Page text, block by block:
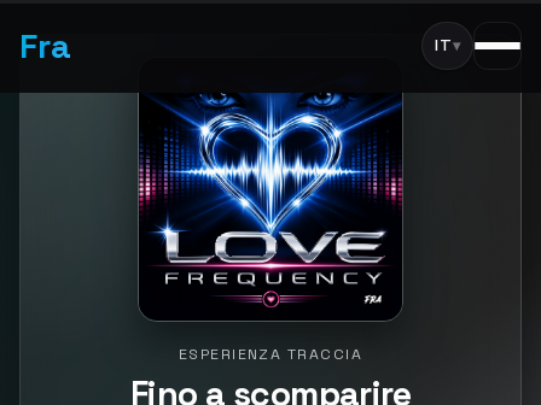
Fra IT▾
ESPERIENZA TRACCIA
Fino a scomparire